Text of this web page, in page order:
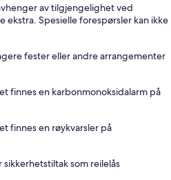
av tilgjengelighet ved
ekstra. Spesielle forespørsler kan ikke
fester eller andre arrangementer
finnes en karbonmonoksidalarm på
finnes en røykvarsler på
som reilelås